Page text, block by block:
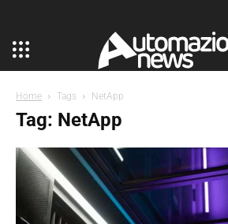
Home Tags NetApp
Tag: NetApp